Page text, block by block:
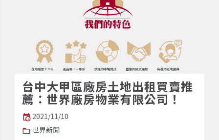
台中大甲區廠房土地出租買賣推
薦：世界廠房物業有限公司！
2021/11/10
世界新聞